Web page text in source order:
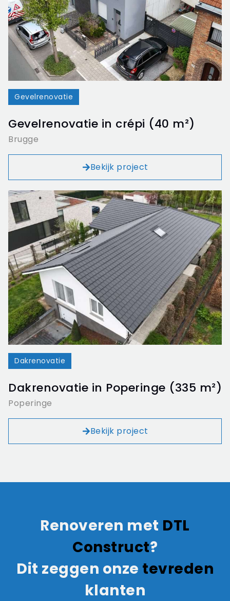
Gevelrenovatie
Gevelrenovatie in crépi (40 m²)
Brugge
Bekijk project
Dakrenovatie
Dakrenovatie in Poperinge (335 m²)
Poperinge
Bekijk project
Renoveren met DTL
Construct?
Dit zeggen onze tevreden
klanten